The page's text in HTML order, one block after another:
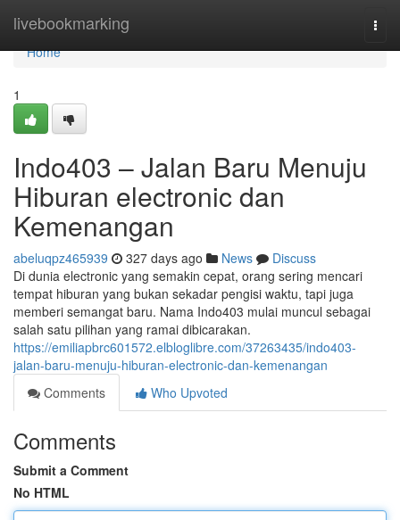
livebookmarking
Home
Home
1
Indo403 – Jalan Baru Menuju
Hiburan electronic dan
Kemenangan
abeluqpz465939 327 days ago News
Discuss
Di dunia electronic yang semakin cepat, orang sering mencari
tempat hiburan yang bukan sekadar pengisi waktu, tapi juga
memberi semangat baru. Nama Indo403 mulai muncul sebagai
salah satu pilihan yang ramai dibicarakan.
https://emiliapbrc601572.elbloglibre.com/37263435/indo403-
jalan-baru-menuju-hiburan-electronic-dan-kemenangan
Comments
Who Upvoted
Comments
Submit a Comment
No HTML